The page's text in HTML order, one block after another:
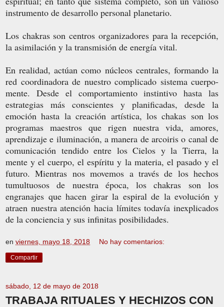
instrumento de desarrollo personal planetario.
Los chakras son centros organizadores para la recepción,
la asimilación y la transmisión de energía vital.
En realidad, actúan como núcleos centrales, formando la
red coordinadora de nuestro complicado sistema cuerpo-
mente. Desde el comportamiento instintivo hasta las
estrategias más conscientes y planificadas, desde la
emoción hasta la creación artística, los chakas son los
programas maestros que rigen nuestra vida, amores,
aprendizaje e iluminación, a manera de arcoiris o canal de
comunicación tendido entre los Cielos y la Tierra, la
mente y el cuerpo, el espíritu y la materia, el pasado y el
futuro. Mientras nos movemos a través de los hechos
tumultuosos de nuestra época, los chakras son los
engranajes que hacen girar la espiral de la evolución y
atraen nuestra atención hacia límites todavía inexplicados
de la conciencia y sus infinitas posibilidades.
en viernes, mayo 18, 2018 No hay comentarios:
Compartir
sábado, 12 de mayo de 2018
TRABAJA RITUALES Y HECHIZOS CON